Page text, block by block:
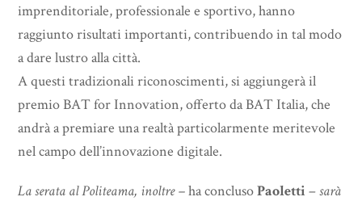
imprenditoriale, professionale e sportivo, hanno
raggiunto risultati importanti, contribuendo in tal modo
a dare lustro alla città.
A questi tradizionali riconoscimenti, si aggiungerà il
premio BAT for Innovation, offerto da BAT Italia, che
andrà a premiare una realtà particolarmente meritevole
nel campo dell’innovazione digitale.
La serata al Politeama, inoltre –ha conclusoPaoletti –sarà